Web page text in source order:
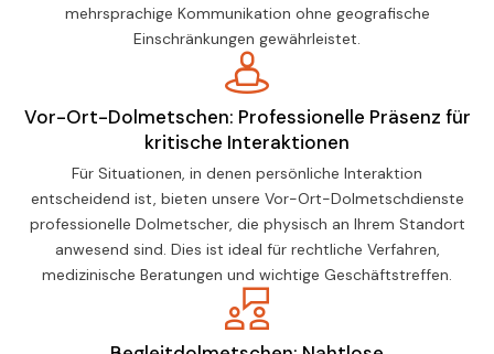
mehrsprachige Kommunikation ohne geografische
Einschränkungen gewährleistet.
Vor-Ort-Dolmetschen: Professionelle Präsenz für
kritische Interaktionen
Für Situationen, in denen persönliche Interaktion
entscheidend ist, bieten unsere Vor-Ort-Dolmetschdienste
professionelle Dolmetscher, die physisch an Ihrem Standort
anwesend sind. Dies ist ideal für rechtliche Verfahren,
medizinische Beratungen und wichtige Geschäftstreffen.